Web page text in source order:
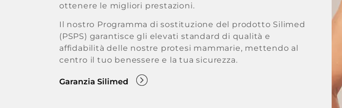
ottenere le migliori prestazioni.
Il nostro Programma di sostituzione del prodotto Silimed
(PSPS) garantisce gli elevati standard di qualità e
affidabilità delle nostre protesi mammarie, mettendo al
centro il tuo benessere e la tua sicurezza.
Garanzia Silimed